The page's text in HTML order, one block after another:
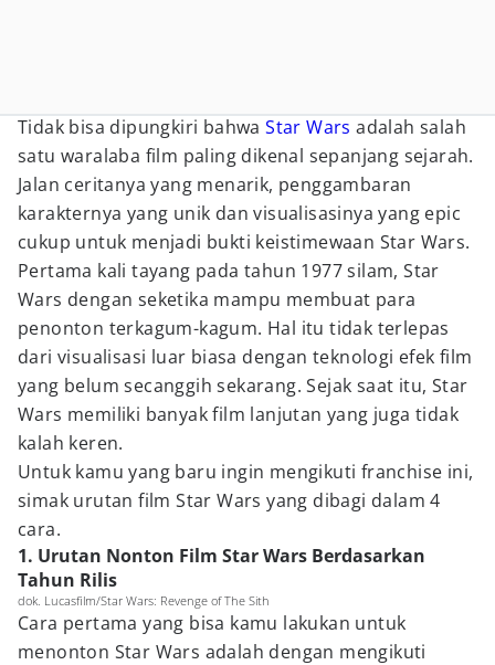
Tidak bisa dipungkiri bahwaStar Wars adalah salah
satu waralaba film paling dikenal sepanjang sejarah.
Jalan ceritanya yang menarik, penggambaran
karakternya yang unik dan visualisasinya yang epic
cukup untuk menjadi bukti keistimewaan Star Wars.
Pertama kali tayang pada tahun 1977 silam, Star
Wars dengan seketika mampu membuat para
penonton terkagum-kagum. Hal itu tidak terlepas
dari visualisasi luar biasa dengan teknologi efek film
yang belum secanggih sekarang. Sejak saat itu, Star
Wars memiliki banyak film lanjutan yang juga tidak
kalah keren.
Untuk kamu yang baru ingin mengikuti franchise ini,
simak urutan film Star Wars yang dibagi dalam 4
cara.
1. Urutan Nonton Film Star Wars Berdasarkan
Tahun Rilis
dok. Lucasfilm/Star Wars: Revenge of The Sith
Cara pertama yang bisa kamu lakukan untuk
menonton Star Wars adalah dengan mengikuti